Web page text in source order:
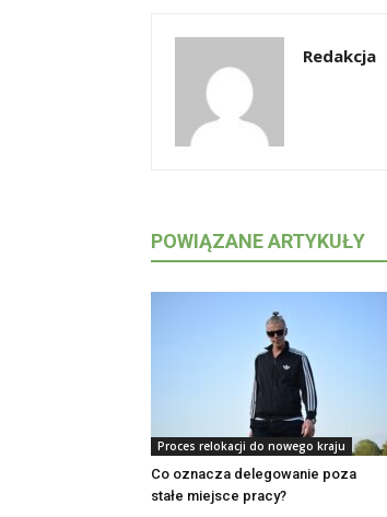
Redakcja
POWIĄZANE ARTYKUŁY
Proces relokacji do nowego kraju
Co oznacza delegowanie poza
stałe miejsce pracy?